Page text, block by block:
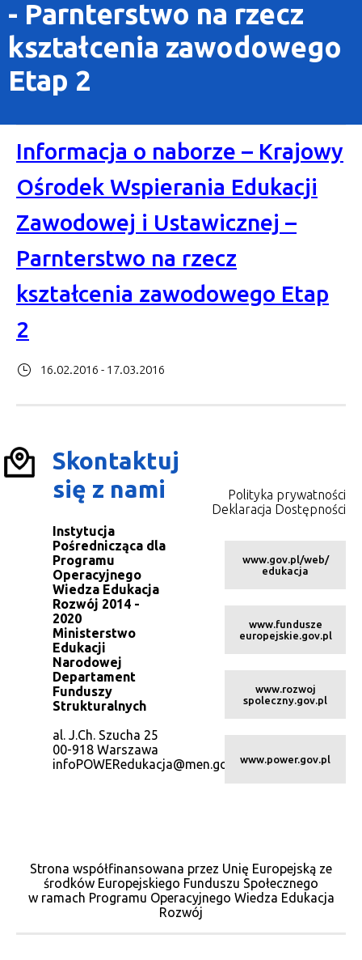
- Parnterstwo na rzecz
kształcenia zawodowego
Etap 2
Informacja o naborze – Krajowy
Ośrodek Wspierania Edukacji
Zawodowej i Ustawicznej –
Parnterstwo na rzecz
kształcenia zawodowego Etap
2
16.02.2016 - 17.03.2016
Skontaktuj
się z nami
Instytucja
Pośrednicząca dla
Programu
Operacyjnego
Wiedza Edukacja
Rozwój 2014 -
2020
Ministerstwo
Edukacji
Narodowej
Departament
Funduszy
Strukturalnych
al. J.Ch. Szucha 25
00-918 Warszawa
infoPOWERedukacja@men.gov.pl
Polityka prywatności
Deklaracja Dostępności
www.gov.pl/web/
edukacja
www.fundusze
europejskie.gov.pl
www.rozwoj
spoleczny.gov.pl
www.power.gov.pl
Strona współfinansowana przez Unię Europejską ze
środków Europejskiego Funduszu Społecznego
w ramach Programu Operacyjnego Wiedza Edukacja
Rozwój